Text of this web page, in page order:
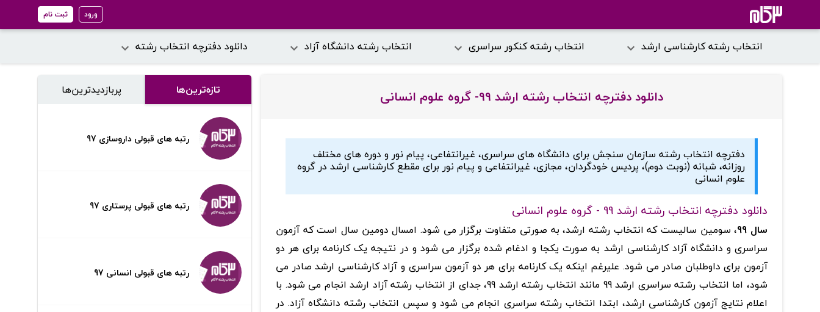
ورود ثبت نام
انتخاب رشته کارشناسی ارشد انتخاب رشته کنکور سراسری انتخاب رشته دانشگاه آزاد دانلود دفترچه انتخاب رشته
دانلود دفترچه انتخاب رشته ارشد 99- گروه علوم انسانی
دفترچه انتخاب رشته سازمان سنجش برای دانشگاه های سراسری، غیرانتفاعی، پیام نور و دوره های مختلف
روزانه، شبانه (نوبت دوم)، پردیس خودگردان، مجازی، غیرانتفاعی و پیام نور برای مقطع کارشناسی ارشد در گروه
علوم انسانی
دانلود دفترچه انتخاب رشته ارشد 99 - گروه علوم انسانی
سال 99
، سومین سالیست که انتخاب رشته ارشد، به صورتی متفاوت برگزار می شود. امسال دومین سال است که آزمون
سراسری و دانشگاه آزاد کارشناسی ارشد به صورت یکجا و ادغام شده برگزار می شود و در نتیجه یک کارنامه برای هر دو
آزمون برای داوطلبان صادر می شود. علیرغم اینکه یک کارنامه برای هر دو آزمون سراسری و آزاد کارشناسی ارشد صادر می
شود، اما انتخاب رشته سراسری ارشد 99 مانند انتخاب رشته ارشد 99، جدای از انتخاب رشته آزاد ارشد انجام می شود. با
اعلام نتایج آزمون کارشناسی ارشد، ابتدا انتخاب رشته سراسری انجام می شود و سپس انتخاب رشته دانشگاه آزاد. در
تازه‌ترین‌ها پر‌بازدیدترین‌ها
رتبه های قبولی داروسازی 97
رتبه های قبولی پرستاری 97
رتبه های قبولی انسانی 97